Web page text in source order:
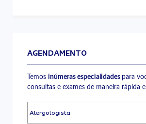
AGENDAMENTO
Temosinúmeras especialidades para
consultas e exames de maneira rápida